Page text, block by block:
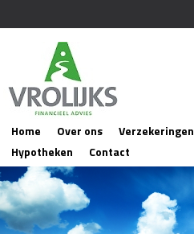
Home Over ons Verzekeringen
Hypotheken
Contact